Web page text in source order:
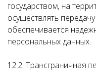
государством, на
осуществлять
обеспечивается
персональных данных.
12.2. Трансграничная